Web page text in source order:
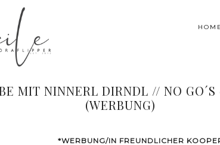
HOME
MIT NINNERL DIRNDL // NO
(WERBUNG)
*WERBUNG/IN FREUNDLICHER